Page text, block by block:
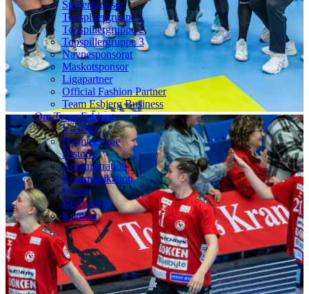
Spillersponsor
Topspillergruppe 1
Topspillergruppe 2
Topspillergruppe 3
Navnesponsorat
Maskotsponsor
Ligapartner
Official Fashion Partner
Team Esbjerg Business
Om Team Esbjerg
Værdier
Hjemmebane
Historie
Administration
Kommunikation
Presse
Bestyrelsen
Kontakt